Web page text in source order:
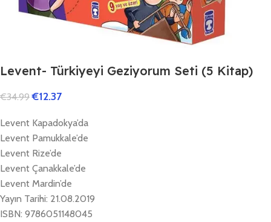
Levent- Türkiyeyi Geziyorum Seti (5 Kitap)
€34.99 €12.37
Levent Kapadokya’da
Levent Pamukkale’de
Levent Rize’de
Levent Çanakkale’de
Levent Mardin’de
Yayın Tarihi: 21.08.2019
ISBN: 9786051148045